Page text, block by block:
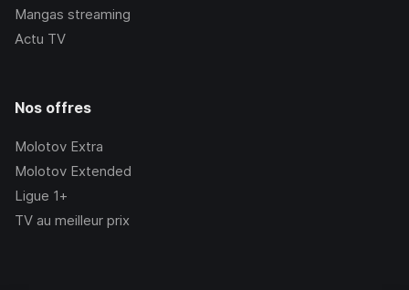
Mangas streaming
Actu TV
Nos offres
Molotov Extra
Molotov Extended
Ligue 1+
TV au meilleur prix